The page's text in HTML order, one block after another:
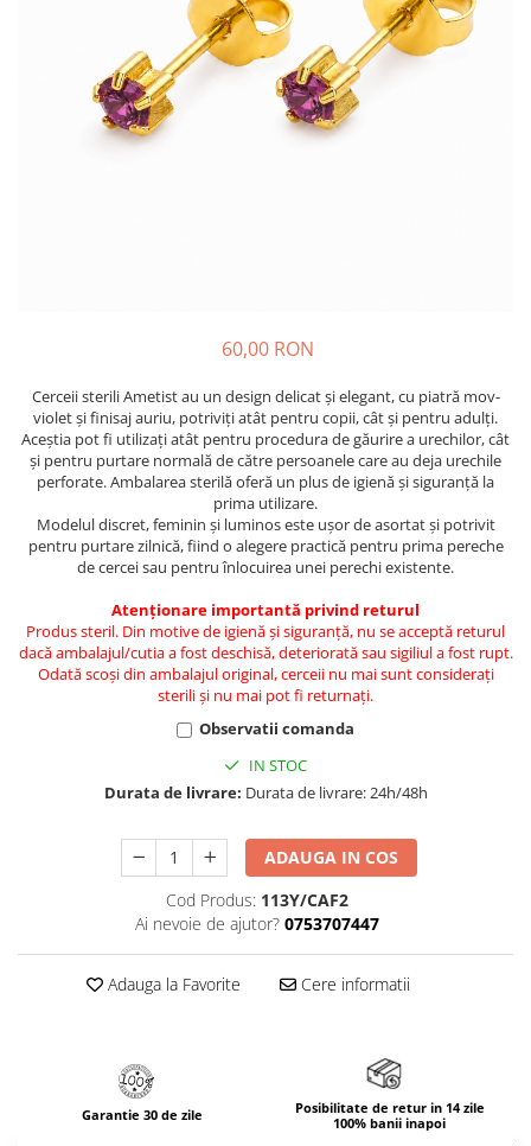
60,00 RON
Cerceii sterili Ametist au un design delicat și elegant, cu piatră mov-
violet și finisaj auriu, potriviți atât pentru copii, cât și pentru adulți.
Aceștia pot fi utilizați atât pentru procedura de găurire a urechilor, cât
și pentru purtare normală de către persoanele care au deja urechile
perforate. Ambalarea sterilă oferă un plus de igienă și siguranță la
prima utilizare.
Modelul discret, feminin și luminos este ușor de asortat și potrivit
pentru purtare zilnică, fiind o alegere practică pentru prima pereche
de cercei sau pentru înlocuirea unei perechi existente.
Atenționare importantă privind returul
Produs steril. Din motive de igienă și siguranță, nu se acceptă returul
dacă ambalajul/cutia a fost deschisă, deteriorată sau sigiliul a fost rupt.
Odată scoși din ambalajul original, cerceii nu mai sunt considerați
sterili și nu mai pot fi returnați.
Observatii comanda
IN STOC
Durata de livrare: Durata de livrare: 24h/48h
ADAUGA IN COS
Cod Produs: 113Y/CAF2
Ai nevoie de ajutor? 0753707447
Adauga la Favorite Cere informatii
Garantie 30 de zile
Posibilitate de retur in 14 zile
100% banii inapoi